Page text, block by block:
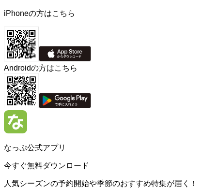
iPhoneの方はこちら
Androidの方はこちら
なっぷ公式アプリ
今すぐ無料ダウンロード
人気シーズンの予約開始や季節のおすすめ特集が届く！